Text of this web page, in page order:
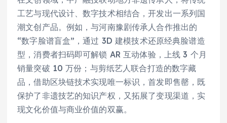
工艺与现代设计、数字技术相结合，开发出一系列国
潮文创产品。例如，与河南豫剧传承人合作推出的
“数字脸谱盲盒”，通过 3D 建模技术还原经典脸谱造
型，消费者扫码即可解锁 AR 互动体验，上线 3 个月
销量突破 10 万份；与剪纸艺人联合打造的数字藏
品，借助区块链技术实现唯一标识，首发即售罄，既
保护了非遗技艺的知识产权，又拓展了变现渠道，实
现文化价值与商业价值的双赢。